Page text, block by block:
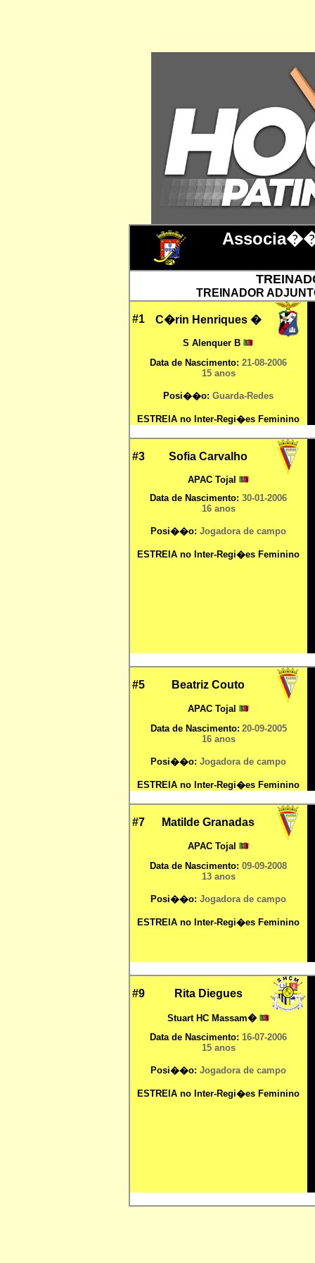
TREINADOR
#1 C�rin Henriques �
S Alenquer B
Data de Nascimento: 21-08-2006
15 anos
Posi��o: Guarda-Redes
ESTREIA no Inter-Regi�es Feminino
#3 Sofia Carvalho
APAC Tojal
Data de Nascimento: 30-01-2006
16 anos
Posi��o: Jogadora de campo
ESTREIA no Inter-Regi�es Feminino
#5 Beatriz Couto
APAC Tojal
Data de Nascimento: 20-09-2005
16 anos
Posi��o: Jogadora de campo
ESTREIA no Inter-Regi�es Feminino
#7 Matilde Granadas
APAC Tojal
Data de Nascimento: 09-09-2008
13 anos
Posi��o: Jogadora de campo
ESTREIA no Inter-Regi�es Feminino
#9 Rita Diegues
Stuart HC Massam�
Data de Nascimento: 16-07-2006
15 anos
Posi��o: Jogadora de campo
ESTREIA no Inter-Regi�es Feminino